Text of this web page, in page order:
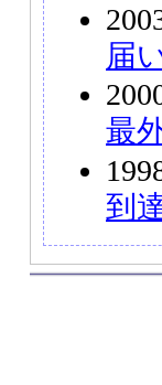
届
最
到